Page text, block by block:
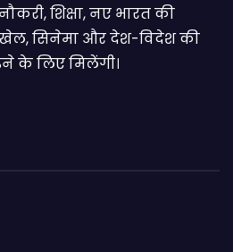
शिक्षा, नए भारत की
खेल, सिनेमा और देश-विदेश की
के लिए मिलेंगी।